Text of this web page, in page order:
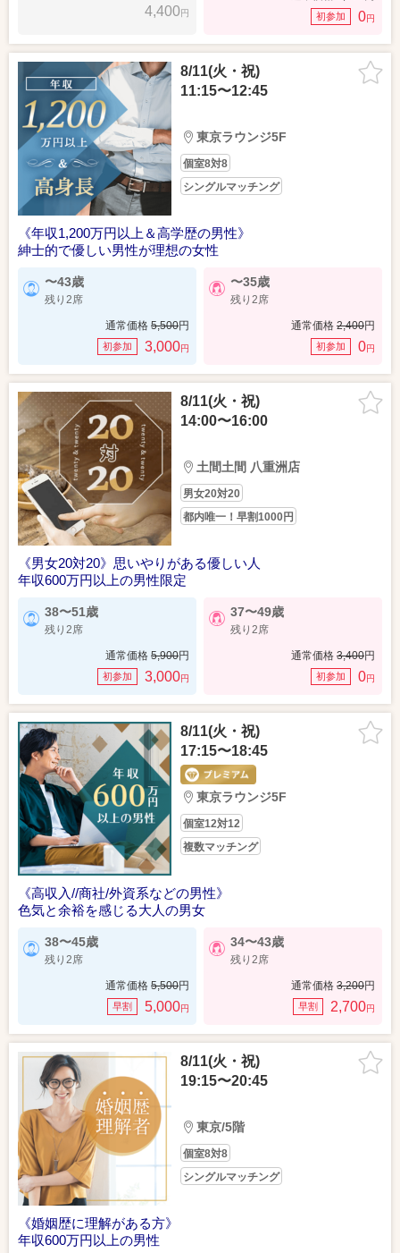
4,400円 初参加 0円
8/11(火・祝)
11:15〜12:45
東京ラウンジ5F
個室8対8
シングルマッチング
《年収1,200万円以上＆高学歴の男性》
紳士的で優しい男性が理想の女性
〜43歳
残り2席
通常価格 5,500円
初参加 3,000円
〜35歳
残り2席
通常価格 2,400円
初参加 0円
8/11(火・祝)
14:00〜16:00
土間土間 八重洲店
男女20対20
都内唯一！早割1000円
《男女20対20》思いやりがある優しい人
年収600万円以上の男性限定
38〜51歳
残り2席
通常価格 5,900円
初参加 3,000円
37〜49歳
残り2席
通常価格 3,400円
初参加 0円
8/11(火・祝)
17:15〜18:45
東京ラウンジ5F
個室12対12
複数マッチング
《高収入//商社/外資系などの男性》
色気と余裕を感じる大人の男女
38〜45歳
残り2席
通常価格 5,500円
早割 5,000円
34〜43歳
残り2席
通常価格 3,200円
早割 2,700円
8/11(火・祝)
19:15〜20:45
東京/5階
個室8対8
シングルマッチング
《婚姻歴に理解がある方》
年収600万円以上の男性